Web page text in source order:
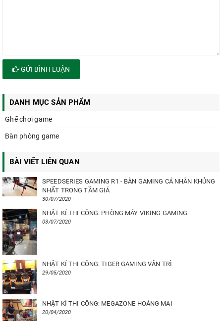
GỬI BÌNH LUẬN
DANH MỤC SẢN PHẨM
Ghế chơi game
Bàn phòng game
BÀI VIẾT LIÊN QUAN
SPEEDSERIES GAMING R1 - BÀN GAMING CÁ NHÂN KHỦNG
NHẤT TRONG TẦM GIÁ
30/07/2020
NHẬT KÍ THI CÔNG: PHÒNG MÁY VIKING GAMING
03/07/2020
NHẬT KÍ THI CÔNG: TIGER GAMING VÂN TRÌ
29/05/2020
NHẬT KÍ THI CÔNG: MEGAZONE HOÀNG MAI
20/04/2020